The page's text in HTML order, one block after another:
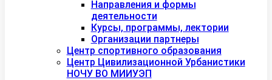
Направления и формы
деятельности
Курсы, программы, лектории
Организации партнеры
Центр спортивного образования
Центр Цивилизационной Урбанистики
НОЧУ ВО МИИУЭП